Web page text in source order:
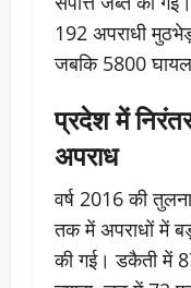
192 अपराधी
जबकि 5800
प्रदेश में
अपराध
वर्ष 2016 की
तक में अपराधों में
की गई। डकैती में